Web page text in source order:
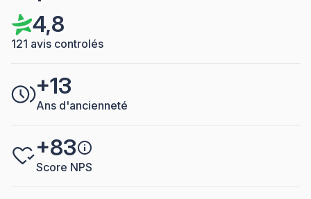
4,8
121 avis controlés
+13
Ans d'ancienneté
+83
Score NPS